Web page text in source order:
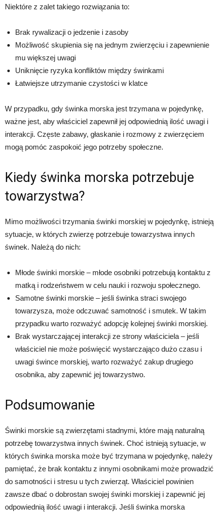
Niektóre z zalet takiego rozwiązania to:
Brak rywalizacji o jedzenie i zasoby
Możliwość skupienia się na jednym zwierzęciu i zapewnienie
mu większej uwagi
Uniknięcie ryzyka konfliktów między świnkami
Łatwiejsze utrzymanie czystości w klatce
W przypadku, gdy świnka morska jest trzymana w pojedynkę,
ważne jest, aby właściciel zapewnił jej odpowiednią ilość uwagi i
interakcji. Częste zabawy, głaskanie i rozmowy z zwierzęciem
mogą pomóc zaspokoić jego potrzeby społeczne.
Kiedy świnka morska potrzebuje
towarzystwa?
Mimo możliwości trzymania świnki morskiej w pojedynkę, istnieją
sytuacje, w których zwierzę potrzebuje towarzystwa innych
świnek. Należą do nich:
Młode świnki morskie – młode osobniki potrzebują kontaktu z
matką i rodzeństwem w celu nauki i rozwoju społecznego.
Samotne świnki morskie – jeśli świnka straci swojego
towarzysza, może odczuwać samotność i smutek. W takim
przypadku warto rozważyć adopcję kolejnej świnki morskiej.
Brak wystarczającej interakcji ze strony właściciela – jeśli
właściciel nie może poświęcić wystarczająco dużo czasu i
uwagi śwince morskiej, warto rozważyć zakup drugiego
osobnika, aby zapewnić jej towarzystwo.
Podsumowanie
Świnki morskie są zwierzętami stadnymi, które mają naturalną
potrzebę towarzystwa innych świnek. Choć istnieją sytuacje, w
których świnka morska może być trzymana w pojedynkę, należy
pamiętać, że brak kontaktu z innymi osobnikami może prowadzić
do samotności i stresu u tych zwierząt. Właściciel powinien
zawsze dbać o dobrostan swojej świnki morskiej i zapewnić jej
odpowiednią ilość uwagi i interakcji. Jeśli świnka morska